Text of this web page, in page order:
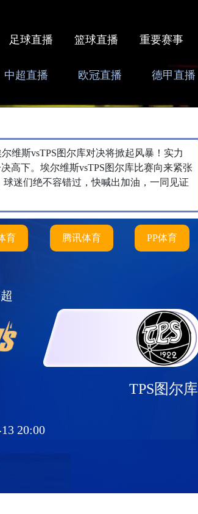
足球直播 篮球直播 重要赛事
中超直播 欧冠直播 德甲直播
维斯vsTPS图尔库对决将掀起风暴！实力
高下。埃尔维斯vsTPS图尔库比赛向来紧张
迷们绝不容错过，快喊出加油，一同见证
育 腾讯体育 PP体育
TPS图尔库
20:00